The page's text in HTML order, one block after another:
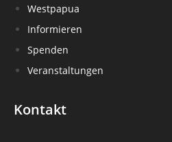
Westpapua
Informieren
Spenden
Veranstaltungen
Kontakt